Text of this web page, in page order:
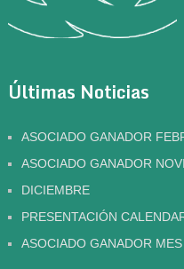
Últimas Noticias
ASOCIADO GANADOR
ASOCIADO GANADOR
DICIEMBRE
PRESENTACIÓN
ASOCIADO GANADOR